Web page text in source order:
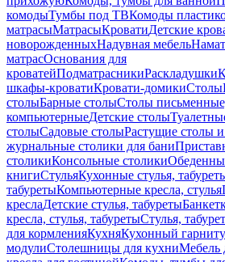
комодыТумбы под ТВКомоды
матрасыМатрасыКроватиДетские
новорожденныхНадувная мебель
матрасОснования для
кроватейПодматрасникиРаскладушки
шкафы-кроватиКровати-домикиСтолы
столыБарные столыСтолы
компьютерныеДетские столы
столыСадовые столыРастущие столы
журнальные столики для бани
столикиКонсольные столики
книгиСтульяКухонные стулья,
табуретыКомпьютерные кресла, стулья
креслаДетские стулья, табуреты
кресла, стулья, табуретыСтулья,
для кормленияКухняКухонный
модулиСтолешницы для кухниМебель